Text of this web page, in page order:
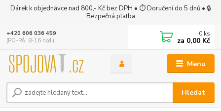
Dárek k objednávce nad 800,- Kč bez DPH • ⏱ Doručení do 5 dnů • 🔒
Bezpečná platba
Menu
Hledat
+420 606 036 459
(PO-PÁ, 8-16 hod.)
0 ks
za 0,00 Kč